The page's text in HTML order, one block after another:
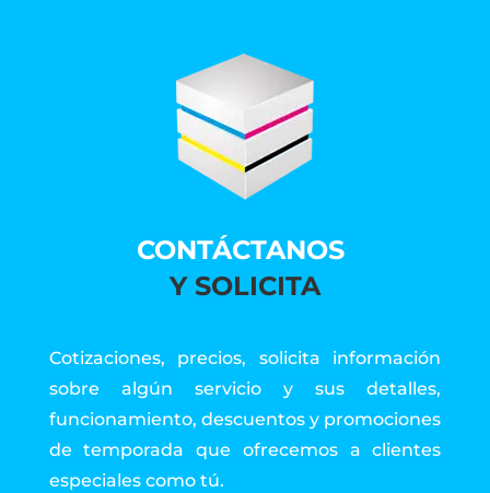
CONTÁCTANOS
Y SOLICITA
Cotizaciones, precios, solicita información
sobre algún servicio y sus detalles,
funcionamiento, descuentos y promociones
de temporada que ofrecemos a clientes
especiales como tú.